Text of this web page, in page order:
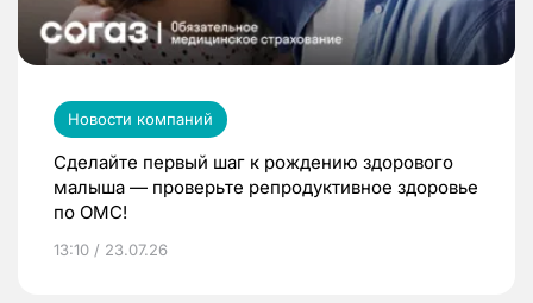
Новости компаний
Сделайте первый шаг к рождению здорового
малыша — проверьте репродуктивное здоровье
по ОМС!
13:10 / 23.07.26